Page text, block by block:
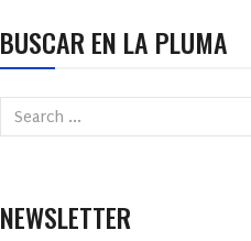
BUSCAR EN LA PLUMA
NEWSLETTER